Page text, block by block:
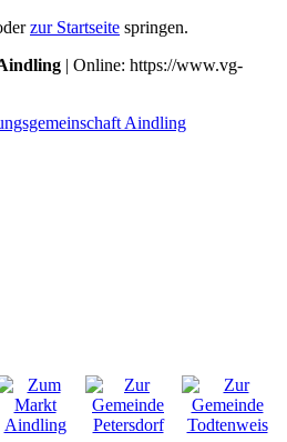
zur Startseite springen.
| Online: https://www.vg-